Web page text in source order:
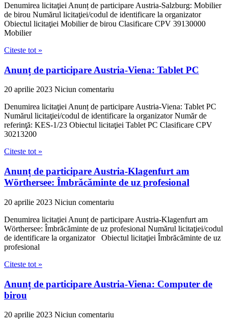
Denumirea licitaţiei Anunț de participare Austria-Salzburg: Mobilier
de birou Numărul licitaţiei/codul de identificare la organizator
Obiectul licitaţiei Mobilier de birou Clasificare CPV 39130000
Mobilier
Citeste tot »
Anunț de participare Austria-Viena: Tablet PC
20 aprilie 2023 Niciun comentariu
Denumirea licitaţiei Anunț de participare Austria-Viena: Tablet PC
Numărul licitaţiei/codul de identificare la organizator Număr de
referinţă: KES-1/23 Obiectul licitaţiei Tablet PC Clasificare CPV
30213200
Citeste tot »
Anunț de participare Austria-Klagenfurt am
Wörthersee: Îmbrăcăminte de uz profesional
20 aprilie 2023 Niciun comentariu
Denumirea licitaţiei Anunț de participare Austria-Klagenfurt am
Wörthersee: Îmbrăcăminte de uz profesional Numărul licitaţiei/codul
de identificare la organizator Obiectul licitaţiei Îmbrăcăminte de uz
profesional
Citeste tot »
Anunț de participare Austria-Viena: Computer de
birou
20 aprilie 2023 Niciun comentariu